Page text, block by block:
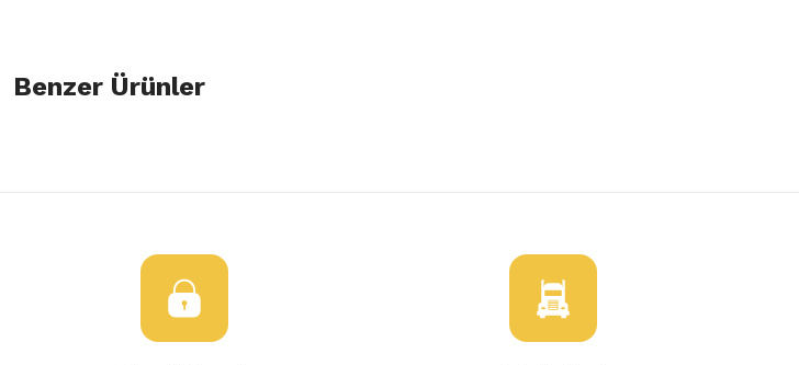
öneri formunu kullanarak tarafımıza iletebilirsiniz.
Ürün açıklamasında eksik bilgiler bulunuyor.
Ürün fiyatı diğer sitelerden daha pahalı.
Bu ürüne benzer farklı alternatifler olmalı.
Benzer Ürünler